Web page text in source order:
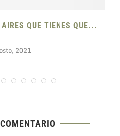
QUE TIENES QUE...
2021